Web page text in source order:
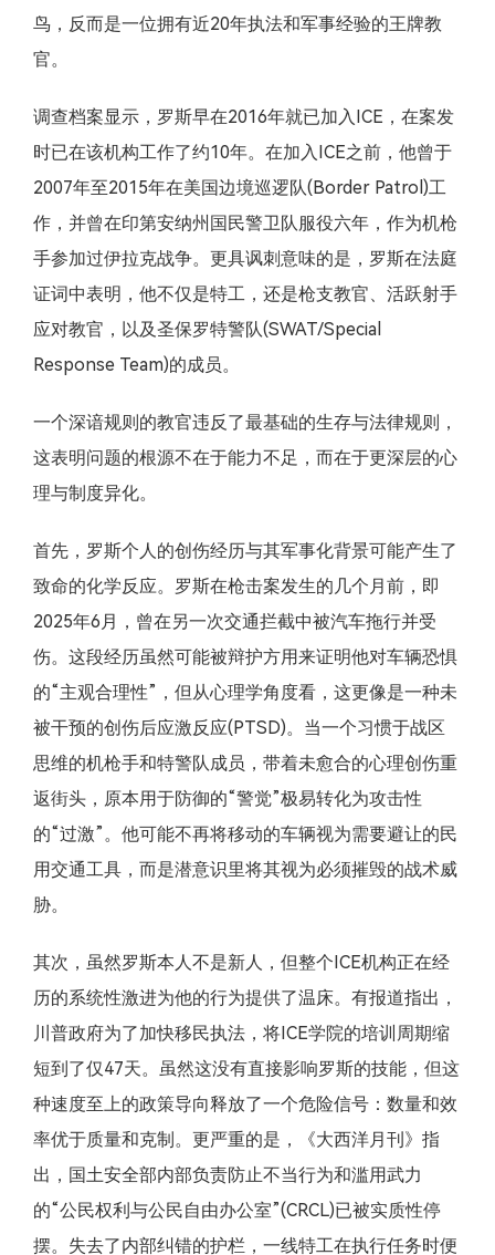
鸟，反而是一位拥有近20年执法和军事经验的王牌教
官。
调查档案显示，罗斯早在2016年就已加入ICE，在案发
时已在该机构工作了约10年。在加入ICE之前，他曾于
2007年至2015年在美国边境巡逻队(Border Patrol)工
作，并曾在印第安纳州国民警卫队服役六年，作为机枪
手参加过伊拉克战争。更具讽刺意味的是，罗斯在法庭
证词中表明，他不仅是特工，还是枪支教官、活跃射手
应对教官，以及圣保罗特警队(SWAT/Special
Response Team)的成员。
一个深谙规则的教官违反了最基础的生存与法律规则，
这表明问题的根源不在于能力不足，而在于更深层的心
理与制度异化。
首先，罗斯个人的创伤经历与其军事化背景可能产生了
致命的化学反应。罗斯在枪击案发生的几个月前，即
2025年6月，曾在另一次交通拦截中被汽车拖行并受
伤。这段经历虽然可能被辩护方用来证明他对车辆恐惧
的“主观合理性”，但从心理学角度看，这更像是一种未
被干预的创伤后应激反应(PTSD)。当一个习惯于战区
思维的机枪手和特警队成员，带着未愈合的心理创伤重
返街头，原本用于防御的“警觉”极易转化为攻击性
的“过激”。他可能不再将移动的车辆视为需要避让的民
用交通工具，而是潜意识里将其视为必须摧毁的战术威
胁。
其次，虽然罗斯本人不是新人，但整个ICE机构正在经
历的系统性激进为他的行为提供了温床。有报道指出，
川普政府为了加快移民执法，将ICE学院的培训周期缩
短到了仅47天。虽然这没有直接影响罗斯的技能，但这
种速度至上的政策导向释放了一个危险信号：数量和效
率优于质量和克制。更严重的是，《大西洋月刊》指
出，国土安全部内部负责防止不当行为和滥用武力
的“公民权利与公民自由办公室”(CRCL)已被实质性停
摆。失去了内部纠错的护栏，一线特工在执行任务时便